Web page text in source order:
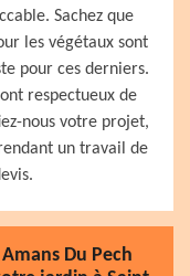
Sachez que
les végétaux sont
pour ces derniers.
respectueux de
nous votre projet,
un travail de
Du Pech